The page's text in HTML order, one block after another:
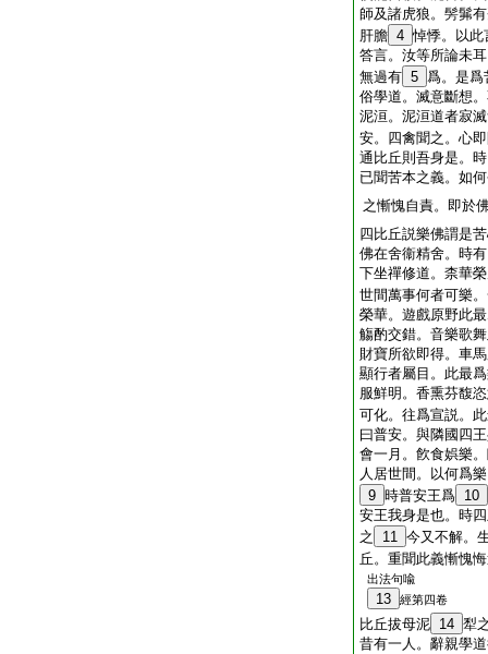
師及諸虎狼。髣髴
肝膽 4 悼悸。以此
答言。汝等所論未
無過有 5 爲。是爲
俗學道。滅意斷想
泥洹。泥洹道者寂
安。四禽聞之。心
通比丘則吾身是。
已聞苦本之義。如
之慚愧自責。即於
四比丘説樂佛謂是
佛在舍衞精舍。時
下坐禪修道。柰華
世間萬事何者可樂
榮華。遊戲原野此
觴酌交錯。音樂歌
財寶所欲即得。車
顯行者屬目。此最
服鮮明。香熏芬馥
可化。往爲宣説。
曰普安。與隣國四
會一月。飮食娯樂
人居世間。以何爲
9 時普安王爲 10
安王我身是也。時
之
11 今又不解。
丘。重聞此義慚愧
出法句喩
13 經第四卷
比丘拔母泥 14 犁
昔有一人。辭親學